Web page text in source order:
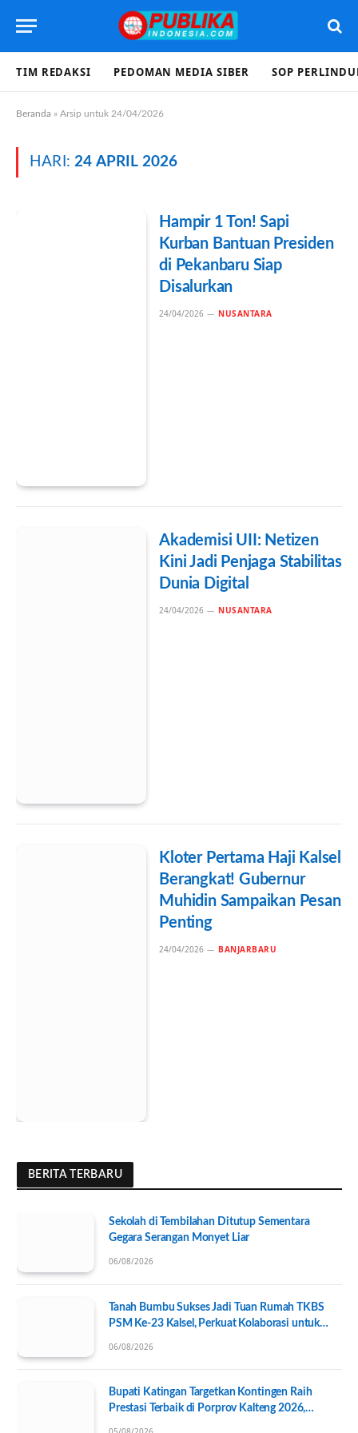
TIM REDAKSI PEDOMAN MEDIA SIBER SOP
Beranda » Arsip untuk 24/04/2026
HARI:24 APRIL 2026
Hampir 1 Ton! Sapi
Kurban Bantuan Presiden
di Pekanbaru Siap
Disalurkan
24/04/2026 NUSANTARA
Akademisi UII: Netizen
Kini Jadi Penjaga Stabilitas
Dunia Digital
24/04/2026 NUSANTARA
Kloter Pertama Haji Kalsel
Berangkat! Gubernur
Muhidin Sampaikan Pesan
Penting
24/04/2026 BANJARBARU
BERITA TERBARU
Sekolah di Tembilahan Ditutup Sementara
Gegara Serangan Monyet Liar
06/08/2026
Tanah Bumbu Sukses Jadi Tuan Rumah TKBS
PSM Ke-23 Kalsel, Perkuat Kolaborasi untuk
06/08/2026
Bupati Katingan Targetkan Kontingen Raih
Prestasi Terbaik di Porprov Kalteng 2026,